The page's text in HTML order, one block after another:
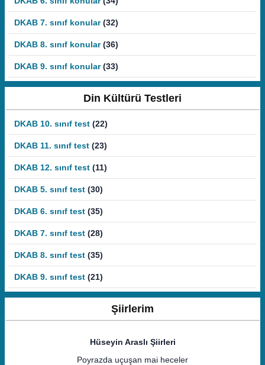
DKAB 7. sınıf konular (32)
DKAB 8. sınıf konular (36)
DKAB 9. sınıf konular (33)
Din Kültürü Testleri
DKAB 10. sınıf test (22)
DKAB 11. sınıf test (23)
DKAB 12. sınıf test (11)
DKAB 5. sınıf test (30)
DKAB 6. sınıf test (35)
DKAB 7. sınıf test (28)
DKAB 8. sınıf test (35)
DKAB 9. sınıf test (21)
Şiirlerim
Hüseyin Araslı Şiirleri
Poyrazda uçuşan mai heceler